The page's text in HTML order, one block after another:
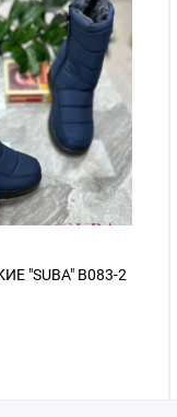
"SUBA" B083-2